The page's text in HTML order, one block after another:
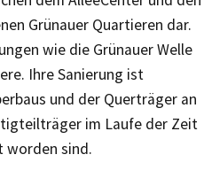
Grünauer Quartieren dar.
wie die Grünauer Welle
Ihre Sanierung ist
und der Querträger an
im Laufe der Zeit
worden sind.